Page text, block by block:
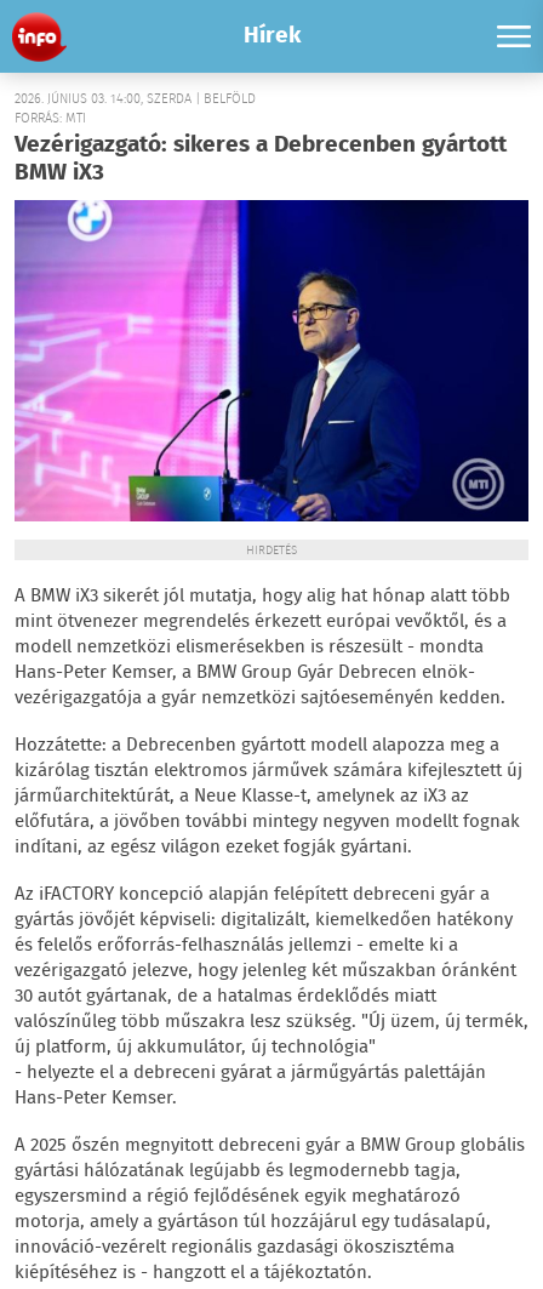
Hírek
2026. JÚNIUS 03. 14:00, SZERDA | BELFÖLD
FORRÁS: MTI
Vezérigazgató: sikeres a Debrecenben gyártott
BMW iX3
HIRDETÉS
A BMW iX3 sikerét jól mutatja, hogy alig hat hónap alatt több
mint ötvenezer megrendelés érkezett európai vevőktől, és a
modell nemzetközi elismerésekben is részesült - mondta
Hans-Peter Kemser, a BMW Group Gyár Debrecen elnök-
vezérigazgatója a gyár nemzetközi sajtóeseményén kedden.
Hozzátette: a Debrecenben gyártott modell alapozza meg a
kizárólag tisztán elektromos járművek számára kifejlesztett új
járműarchitektúrát, a Neue Klasse-t, amelynek az iX3 az
előfutára, a jövőben további mintegy negyven modellt fognak
indítani, az egész világon ezeket fogják gyártani.
Az iFACTORY koncepció alapján felépített debreceni gyár a
gyártás jövőjét képviseli: digitalizált, kiemelkedően hatékony
és felelős erőforrás-felhasználás jellemzi - emelte ki a
vezérigazgató jelezve, hogy jelenleg két műszakban óránként
30 autót gyártanak, de a hatalmas érdeklődés miatt
valószínűleg több műszakra lesz szükség. "Új üzem, új termék,
új platform, új akkumulátor, új technológia"
- helyezte el a debreceni gyárat a járműgyártás palettáján
Hans-Peter Kemser.
A 2025 őszén megnyitott debreceni gyár a BMW Group globális
gyártási hálózatának legújabb és legmodernebb tagja,
egyszersmind a régió fejlődésének egyik meghatározó
motorja, amely a gyártáson túl hozzájárul egy tudásalapú,
innováció-vezérelt regionális gazdasági ökoszisztéma
kiépítéséhez is - hangzott el a tájékoztatón.